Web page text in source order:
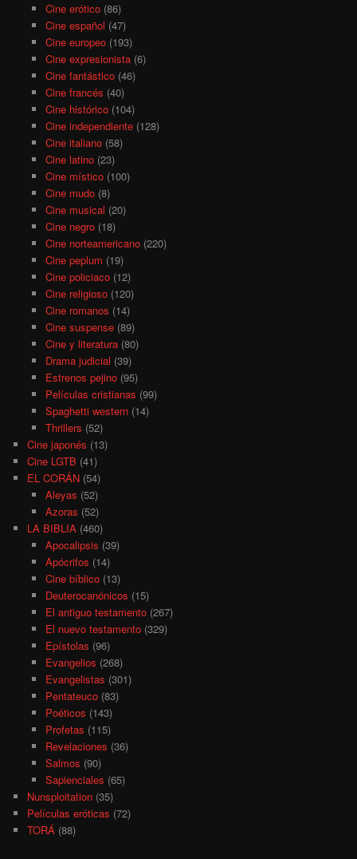
Cine erótico(86)
Cine español (47)
Cine europeo(193)
Cine expresionista(6)
Cine fantástico(46)
Cine francés (40)
Cine histórico(104)
Cine independiente(128)
Cine italiano(58)
Cine latino(23)
Cine místico(100)
Cine mudo(8)
Cine musical (20)
Cine negro(18)
Cine norteamericano(220)
Cine peplum (19)
Cine policiaco(12)
Cine religioso(120)
Cine romanos (14)
Cine suspense(89)
Cine y literatura(80)
Drama judicial (39)
Estrenos pejino(95)
Películas cristianas (99)
Spaghetti western(14)
Thrillers (52)
Cine japonés (13)
Cine LGTB (41)
EL CORÁN (54)
Aleyas (52)
Azoras (52)
LA BIBLIA (460)
Apocalipsis (39)
Apócrifos (14)
Cine bíblico(13)
Deuterocanónicos (15)
El antiguo testamento(267)
El nuevo testamento(329)
Epístolas (96)
Evangelios (268)
Evangelistas (301)
Pentateuco(83)
Poéticos (143)
Profetas (115)
Revelaciones (36)
Salmos (90)
Sapienciales (65)
Nunsploitation (35)
Películas eróticas (72)
TORÁ (88)